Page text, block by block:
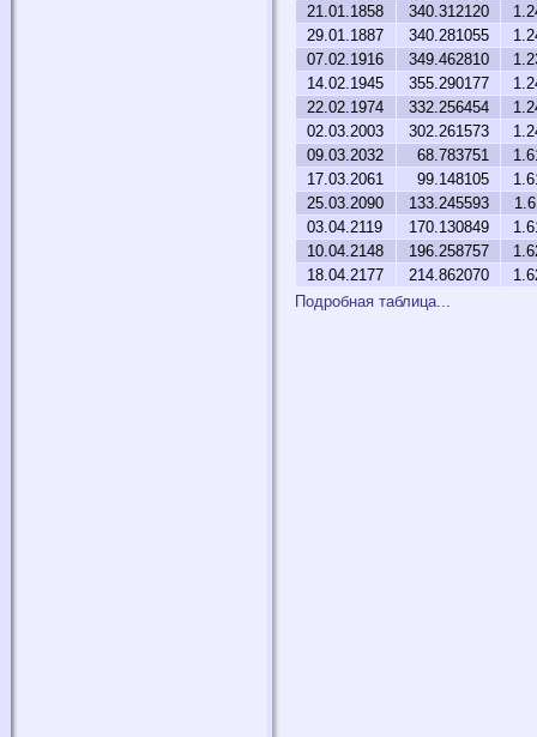
21.01.1858
340.312120
29.01.1887
340.281055
07.02.1916
349.462810
14.02.1945
355.290177
22.02.1974
332.256454
02.03.2003
302.261573
09.03.2032
68.783751
17.03.2061
99.148105
25.03.2090
133.245593
03.04.2119
170.130849
10.04.2148
196.258757
18.04.2177
214.862070
Подробная таблица...